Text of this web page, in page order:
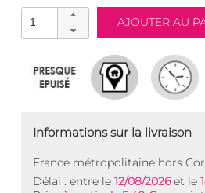
Informations sur la livraison
France métropolitaine hors
Délai : entre le 12/08/2026et le